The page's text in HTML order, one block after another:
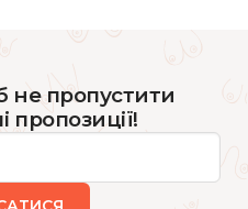
не пропустити
пропозиції!